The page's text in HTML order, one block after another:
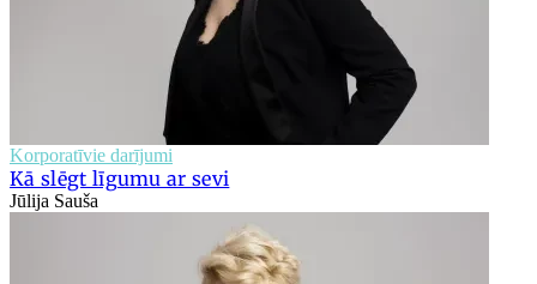
Korporatīvie darījumi
Kā slēgt līgumu ar sevi
Jūlija Sauša